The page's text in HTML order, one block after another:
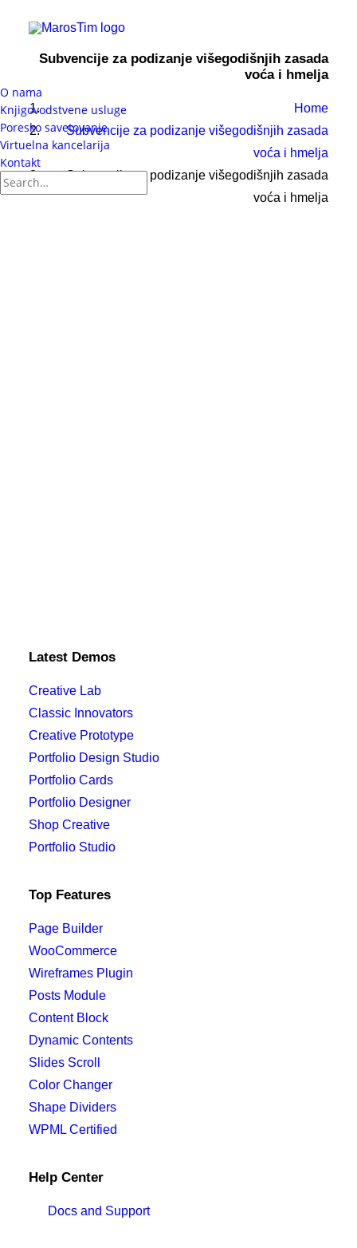
O nama
Knjigovodstvene usluge
Poresko savetovanje
Virtuelna kancelarija
Kontakt
Subvencije za podizanje višegodišnjih zasada
voća i hmelja
Home
Subvencije za podizanje višegodišnjih zasada
voća i hmelja
Subvencije za podizanje višegodišnjih zasada
voća i hmelja
Latest Demos
Creative Lab
Classic Innovators
Creative Prototype
Portfolio Design Studio
Portfolio Cards
Portfolio Designer
Shop Creative
Portfolio Studio
Top Features
Page Builder
WooCommerce
Wireframes Plugin
Posts Module
Content Block
Dynamic Contents
Slides Scroll
Color Changer
Shape Dividers
WPML Certified
Help Center
Docs and Support